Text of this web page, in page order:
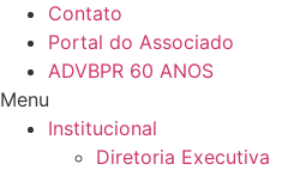
Contato
Portal do Associado
ADVBPR 60 ANOS
Menu
Institucional
Diretoria Executiva